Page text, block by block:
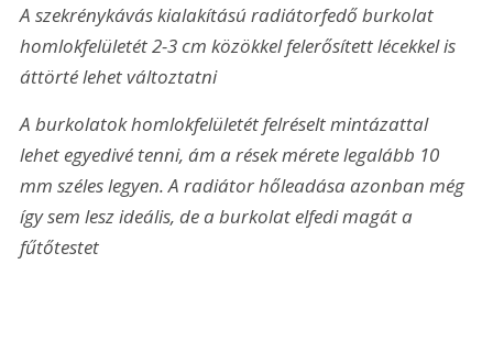
A szekrénykávás kialakítású radiátorfedő burkolat
homlokfelületét 2-3 cm közökkel felerősített lécekkel is
áttörté lehet változtatni
A burkolatok homlokfelületét felréselt mintázattal
lehet egyedivé tenni, ám a rések mérete legalább 10
mm széles legyen. A radiátor hőleadása azonban még
így sem lesz ideális, de a burkolat elfedi magát a
fűtőtestet